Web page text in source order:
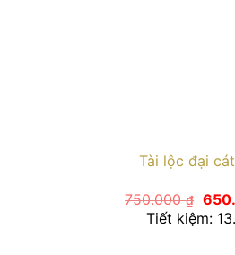
Tài lộc đại
750.000₫ Giá
gốc
là:
Tiết kiệm: